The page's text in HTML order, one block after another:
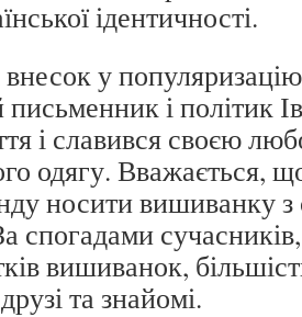
ідентичності.
у
письменник і політик
і славився своєю
одягу. Вважається,
носити вишиванку
спогадами
вишиванок,
та знайомі.